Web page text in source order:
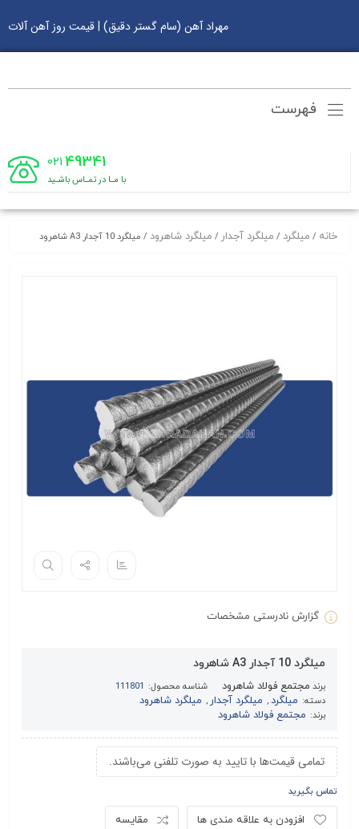
مهراد آهن (سام گستر دقیق) | قیمت روز آهن آلات
فهرست
49341
021
با مـا در تمـاس باشـید
خانه / میلگرد / میلگرد آجدار / میلگرد شاهرود / میلگرد 10 آجدار A3 شاهرود
گزارش نادرستی مشخصات
میلگرد 10 آجدار A3 شاهرود
برند مجتمع فولاد شاهرود شناسه محصول: 111801
دسته: میلگرد, میلگرد آجدار , میلگرد شاهرود
برند: مجتمع فولاد شاهرود
تمامی قیمت‌ها با تایید به صورت تلفنی می‌باشند.
تماس بگیرید
مقایسه افزودن به علاقه مندی ها